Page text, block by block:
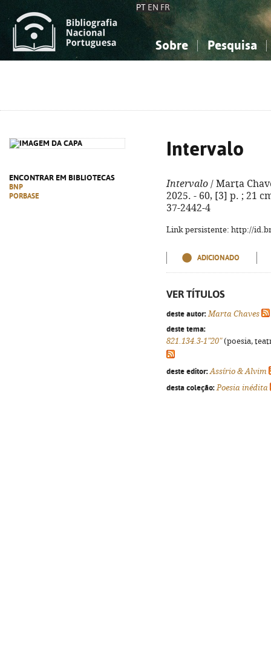
PT EN FR
Sobre Pesquisa
ENCONTRAR EM BIBLIOTECAS
BNP
PORBASE
Intervalo
Intervalo / Marta
2025. - 60, [3] p. ; 21
37-2442-4
Link persistente: http://
ADICIONADO
VER TÍTULOS
deste autor: Marta Chaves
deste tema:
821.134.3-1"20"(poesia,
deste editor: Assírio & Alvim
desta coleção: Poesia inédita